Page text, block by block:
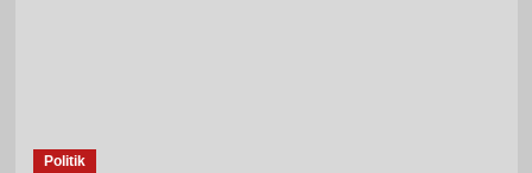
Politik